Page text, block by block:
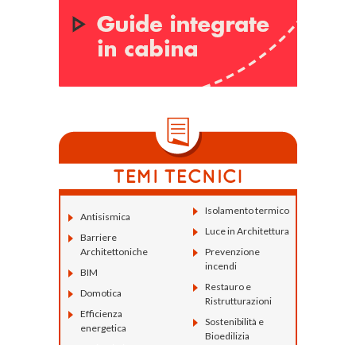
Antisismica
Barriere
Architettoniche
BIM
Domotica
Efficienza
energetica
Isolamento termico
Luce in Architettura
Prevenzione
incendi
Restauro e
Ristrutturazioni
Sostenibilità e
Bioedilizia